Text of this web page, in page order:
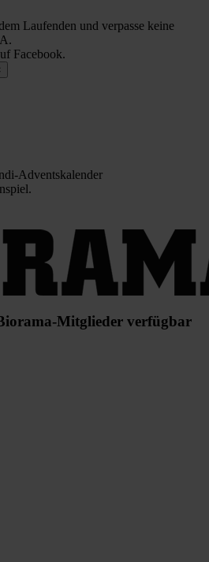
Laufenden und verpasse keine
Facebook.
Adventskalender
Mitglieder verfügbar